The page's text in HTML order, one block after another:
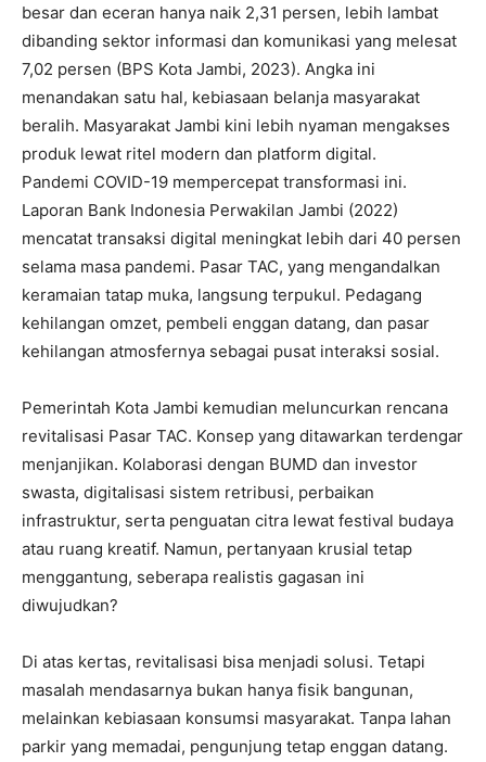
besar dan eceran hanya naik 2,31 persen, lebih lambat
dibanding sektor informasi dan komunikasi yang melesat
7,02 persen (BPS Kota Jambi, 2023). Angka ini
menandakan satu hal, kebiasaan belanja masyarakat
beralih. Masyarakat Jambi kini lebih nyaman mengakses
produk lewat ritel modern dan platform digital.
Pandemi COVID-19 mempercepat transformasi ini.
Laporan Bank Indonesia Perwakilan Jambi (2022)
mencatat transaksi digital meningkat lebih dari 40 persen
selama masa pandemi. Pasar TAC, yang mengandalkan
keramaian tatap muka, langsung terpukul. Pedagang
kehilangan omzet, pembeli enggan datang, dan pasar
kehilangan atmosfernya sebagai pusat interaksi sosial.
Pemerintah Kota Jambi kemudian meluncurkan rencana
revitalisasi Pasar TAC. Konsep yang ditawarkan terdengar
menjanjikan. Kolaborasi dengan BUMD dan investor
swasta, digitalisasi sistem retribusi, perbaikan
infrastruktur, serta penguatan citra lewat festival budaya
atau ruang kreatif. Namun, pertanyaan krusial tetap
menggantung, seberapa realistis gagasan ini
diwujudkan?
Di atas kertas, revitalisasi bisa menjadi solusi. Tetapi
masalah mendasarnya bukan hanya fisik bangunan,
melainkan kebiasaan konsumsi masyarakat. Tanpa lahan
parkir yang memadai, pengunjung tetap enggan datang.